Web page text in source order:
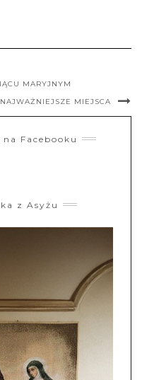
MARYJNYM
MIEJSCA
Facebooku
z Asyżu